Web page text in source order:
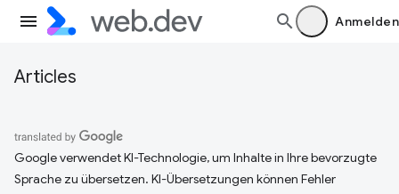
Anmelden
Articles
Google verwendet KI-Technologie, um Inhalte in Ihre bevorzugte
Sprache zu übersetzen. KI-Übersetzungen können Fehler